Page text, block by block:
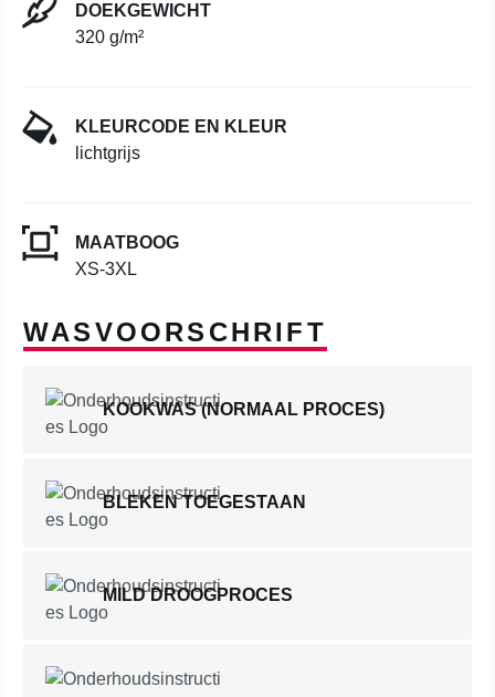
DOEKGEWICHT
320 g/m²
KLEURCODE EN KLEUR
lichtgrijs
MAATBOOG
XS-3XL
WASVOORSCHRIFT
KOOKWAS (NORMAAL PROCES)
BLEKEN TOEGESTAAN
MILD DROOGPROCES